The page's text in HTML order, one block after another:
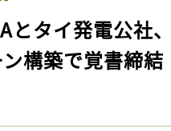
とタイ発電公社
構築で覚書締結